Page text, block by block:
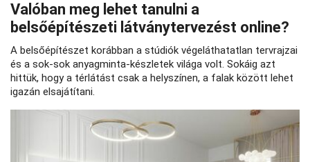
Valóban meg lehet tanulni a
belsőépítészeti látványtervezést online?
A belsőépítészet korábban a stúdiók végeláthatatlan tervrajzai
és a sok-sok anyagminta-készletek világa volt. Sokáig azt
hittük, hogy a térlátást csak a helyszínen, a falak között lehet
igazán elsajátítani.